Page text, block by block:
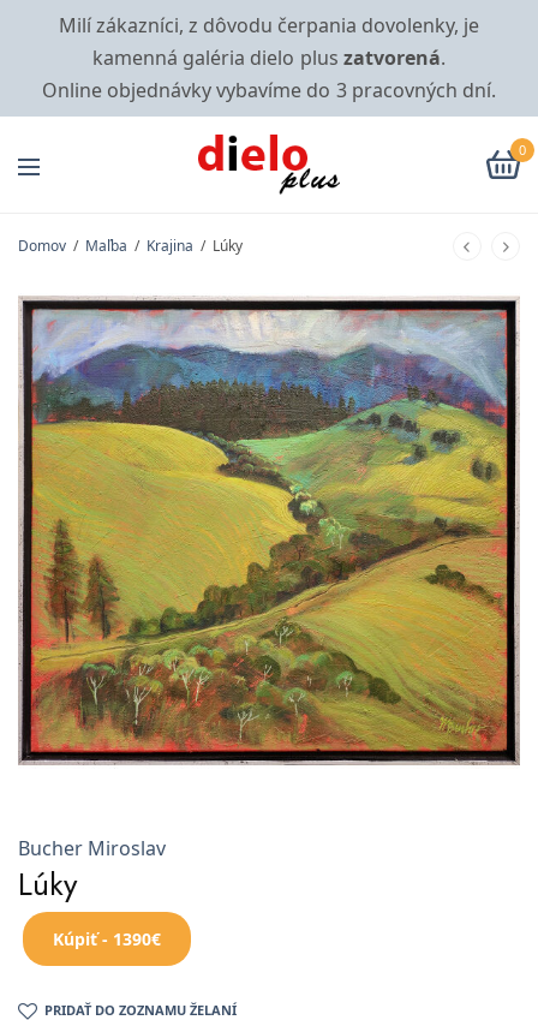
Milí zákazníci, z dôvodu čerpania dovolenky, je
kamenná galéria dielo plus zatvorená.
Online objednávky vybavíme do 3 pracovných dní.
0
Domov / Maľba / Krajina / Lúky
Bucher Miroslav
Lúky
Kúpiť - 1390€
PRIDAŤ DO ZOZNAMU ŽELANÍ